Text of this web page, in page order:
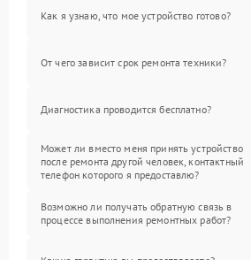
Как я узнаю, что мое устройство готово?
От чего зависит срок ремонта техники?
Диагностика проводится бесплатно?
Может ли вместо меня принять устройство
после ремонта другой человек, контактный
телефон которого я предоставлю?
Возможно ли получать обратную связь в
процессе выполнения ремонтных работ?